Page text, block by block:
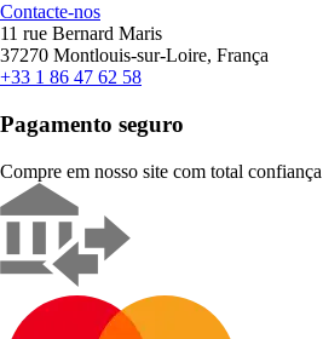
Contacte-nos
11 rue Bernard Maris
37270 Montlouis-sur-Loire, França
+33 1 86 47 62 58
Pagamento seguro
Compre em nosso site com total confiança